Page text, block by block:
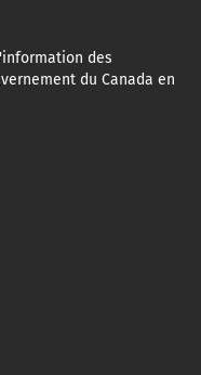
des
du Canada en